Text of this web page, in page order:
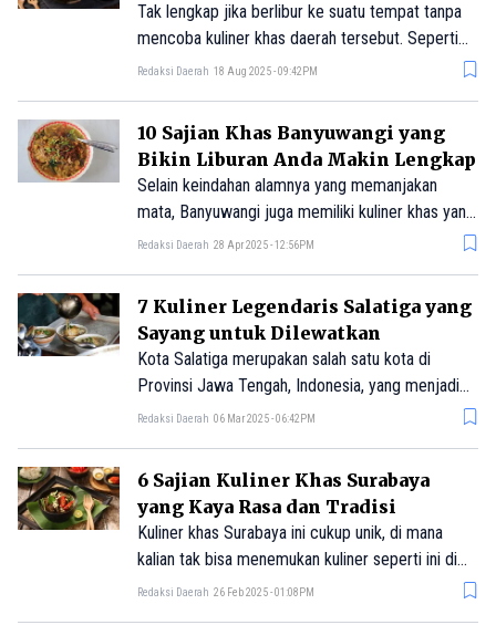
Tak lengkap jika berlibur ke suatu tempat tanpa
mencoba kuliner khas daerah tersebut. Seperti
halnya saat kalian berlibur ke Cirebon. Kuliner
Redaksi Daerah 18 Aug 2025 - 09:42PM
10 Sajian Khas Banyuwangi yang
Bikin Liburan Anda Makin Lengkap
Selain keindahan alamnya yang memanjakan
mata, Banyuwangi juga memiliki kuliner khas yang
menggugah selera dan memanjakan lidah.
Redaksi Daerah 28 Apr 2025 - 12:56PM
7 Kuliner Legendaris Salatiga yang
Sayang untuk Dilewatkan
Kota Salatiga merupakan salah satu kota di
Provinsi Jawa Tengah, Indonesia, yang menjadi
enklave di dalam wilayah Kabupaten Semarang.
Redaksi Daerah 06 Mar 2025 - 06:42PM
6 Sajian Kuliner Khas Surabaya
yang Kaya Rasa dan Tradisi
Kuliner khas Surabaya ini cukup unik, di mana
kalian tak bisa menemukan kuliner seperti ini di
daerah lain.
Redaksi Daerah 26 Feb 2025 - 01:08PM